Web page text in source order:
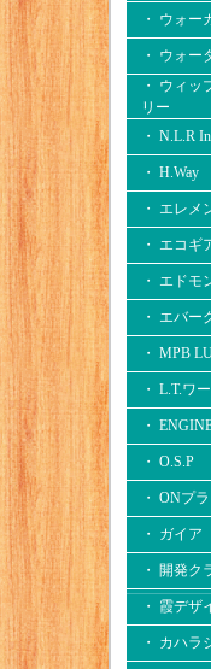
・ ウォー
・ ウォー
・ ウィッ
リー
・ N.L.R
・ H.Way
・ エレメ
・ エコギ
・ エドモ
・ エバー
・ MPB
・ L.T.ワ
・
・ O.S.P
・ ONプ
・ ガイア
・ 開発ク
・ 霞デザ
・ カハラ